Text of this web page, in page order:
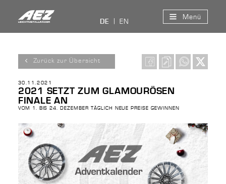
DE EN
Menü
Zurück zur Übersicht
30.11.2021
2021 SETZT ZUM GLAMOURÖSEN
FINALE AN
VOM 1. BIS 24. DEZEMBER TÄGLICH NEUE PREISE GEWINNEN